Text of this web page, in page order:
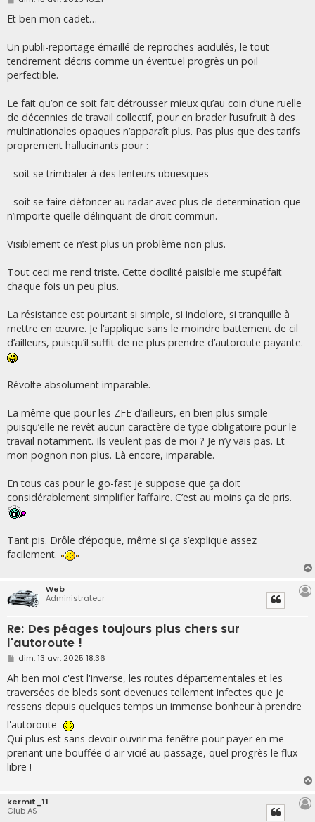
s
s
g
e
Et ben mon cadet…
Un publi-reportage émaillé de reproches acidulés, le tout
tendrement décris comme un éventuel progrès un poil
perfectible.
Le fait qu’on ce soit fait détrousser mieux qu’au coin d’une ruelle
de décennies de travail collectif, pour en brader l’usufruit à des
multinationales opaques n’apparaît plus. Pas plus que des tarifs
proprement hallucinants pour :
- soit se trimbaler à des lenteurs ubuesques
- soit se faire défoncer au radar avec plus de determination que
n’importe quelle délinquant de droit commun.
Visiblement ce n’est plus un problème non plus.
Tout ceci me rend triste. Cette docilité paisible me stupéfait
chaque fois un peu plus.
La résistance est pourtant si simple, si indolore, si tranquille à
mettre en œuvre. Je l’applique sans le moindre battement de cil
d’ailleurs, puisqu’il suffit de ne plus prendre d’autoroute payante.
Révolte absolument imparable.
La même que pour les ZFE d’ailleurs, en bien plus simple
puisqu’elle ne revêt aucun caractère de type obligatoire pour le
travail notamment. Ils veulent pas de moi ? Je n’y vais pas. Et
mon pognon non plus. Là encore, imparable.
En tous cas pour le go-fast je suppose que ça doit
considérablement simplifier l’affaire. C’est au moins ça de pris.
Tant pis. Drôle d’époque, même si ça s’explique assez
facilement.
Web
Administrateur
Re: Des péages toujours plus chers sur
l'autoroute !
M
s
s
a
g
e
dim. 13 avr. 2025 18:36
Ah ben moi c'est l'inverse, les routes départementales et les
traversées de bleds sont devenues tellement infectes que je
ressens depuis quelques temps un immense bonheur à prendre
l'autoroute
Qui plus est sans devoir ouvrir ma fenêtre pour payer en me
prenant une bouffée d'air vicié au passage, quel progrès le flux
libre !
kermit_11
Club AS